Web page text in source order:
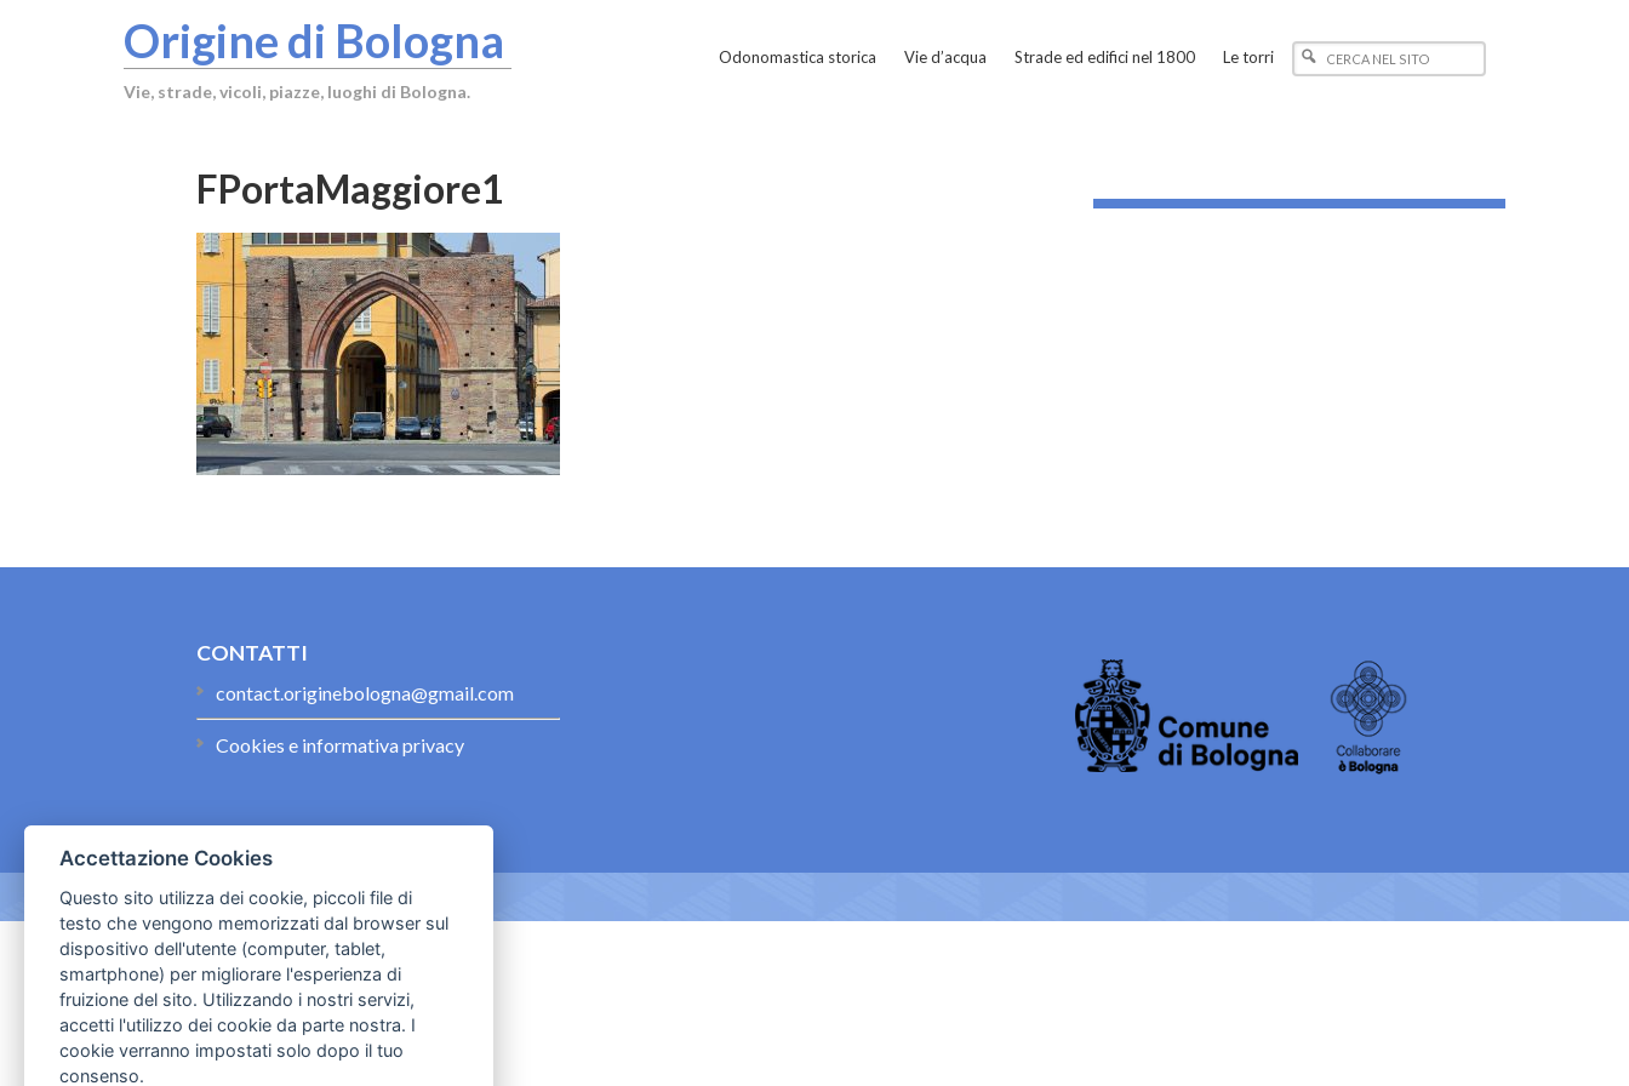
Origine di Bologna
Vie, strade, vicoli, piazze, luoghi di Bologna.
Odonomastica storica Vie d’acqua Strade ed edifici nel 1800 Le torri
FPortaMaggiore1
CONTATTI
contact.originebologna@gmail.com
Cookies e informativa privacy
Accettazione Cookies
Questo sito utilizza dei cookie, piccoli file di
testo che vengono memorizzati dal browser sul
dispositivo dell'utente (computer, tablet,
smartphone) per migliorare l'esperienza di
fruizione del sito. Utilizzando i nostri servizi,
accetti l'utilizzo dei cookie da parte nostra. I
cookie verranno impostati solo dopo il tuo
consenso.